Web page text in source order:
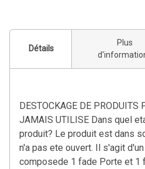
Détails
Plus
DESTOCKAGE DE
JAMAIS UTILISE Dans quel
produit? Le produit est dans
n'a pas ete ouvert. Il s'agit
composede 1 fade Porte et 1